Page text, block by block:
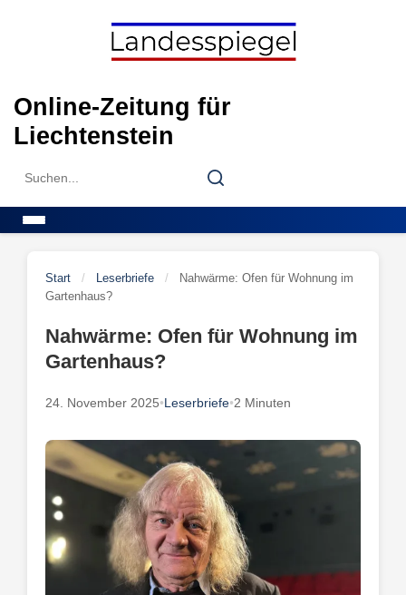
Online-Zeitung für
Liechtenstein
Search
Search
Start / Leserbriefe /
Nahwärme: Ofen für Wohnung im
Gartenhaus?
Nahwärme: Ofen für Wohnung im
Gartenhaus?
24. November 2025•Leserbriefe•2 Minuten